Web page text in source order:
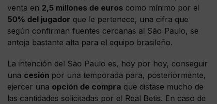
venta en 2,5 millones de euros como mínimo por el
50% del jugador que le pertenece, una cifra que
según confirman fuentes cercanas al São Paulo, se
antoja bastante alta para el equipo brasileño.
La intención del São Paulo es, hoy por hoy, conseguir
una cesión por una temporada para, posteriormente,
ejercer una opción de compra que distase mucho de
las cantidades solicitadas por el Real Betis. En caso de